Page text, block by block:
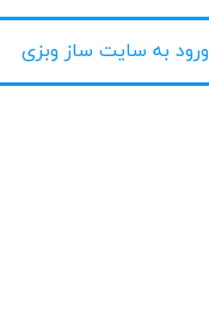
ورود به سایت ساز وبزی